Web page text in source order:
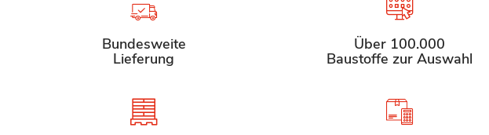
Bundesweite
Lieferung
Über 100.000
Baustoffe zur Auswahl